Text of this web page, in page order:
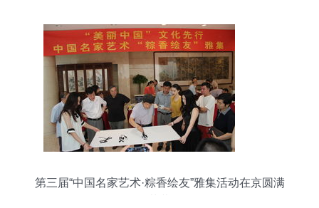
第三届“中国名家艺术·粽香绘友”雅集活动在京圆满